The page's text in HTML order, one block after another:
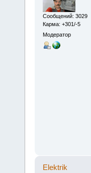
Сообщений: 3029
Карма: +301/-5
Модератор
Elektrik